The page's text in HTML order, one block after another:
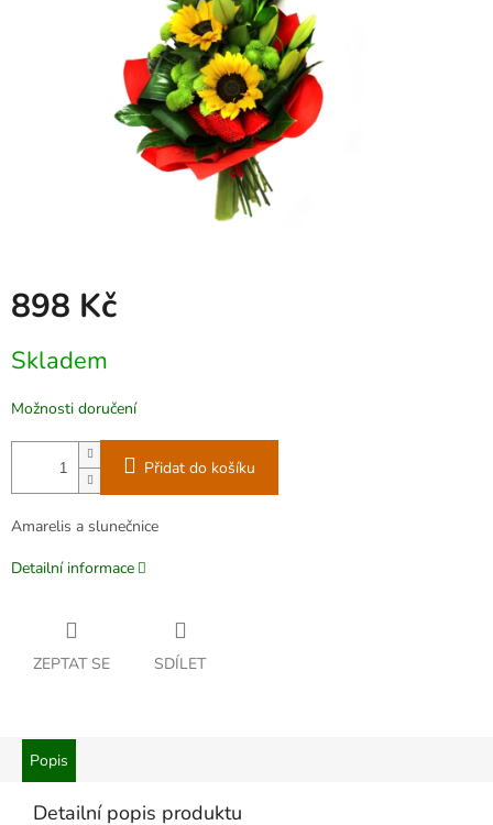
898 Kč
cena:
Skladem
Možnosti doručení
Přidat do košíku
Amarelis a slunečnice
Detailní informace
ZEPTAT SE SDÍLET
Popis
Detailní popis produktu